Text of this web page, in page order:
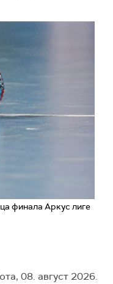
финала Аркус лиге
08. август 2026.